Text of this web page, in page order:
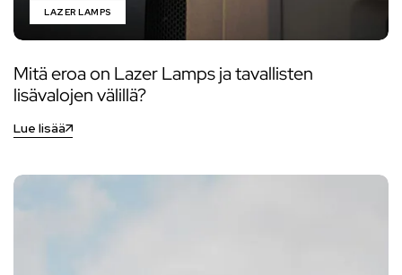
LAZER LAMPS
Mitä eroa on Lazer Lamps ja tavallisten
lisävalojen välillä?
Lue lisää